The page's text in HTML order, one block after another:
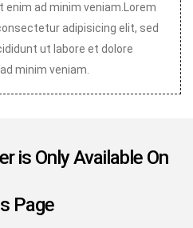
enim ad minim veniam.Lorem
adipisicing elit, sed
ut labore et dolore
minim veniam.
is Only Available On
Page